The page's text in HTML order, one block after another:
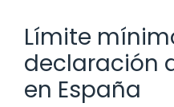
Límite
declaración
en España